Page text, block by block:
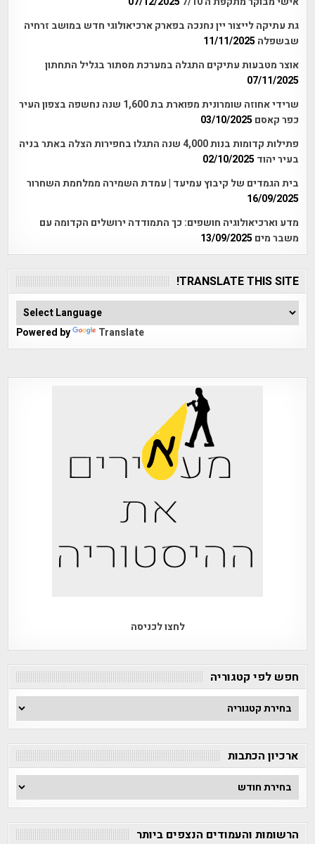
גת עתיקה לייצור יין נחנכה בפארק ארכיאולוגי חדש במושב זרחיה
שבשפלה 11/11/2025
אוצר מטבעות עתיקים התגלה במערכת מסתור בגליל התחתון
07/11/2025
שרידי אחוזה שומרונית מפוארת בת 1,600 שנה נחשפה בצפון העיר
כפר קאסם 03/10/2025
פתילות קדומות בנות 4,000 שנה התגלו בחפירות הצלה באתר בניה
בעיר יהוד 02/10/2025
בית הגמדים של קיבוץ עמיעד | עמדת השמירה ממלחמת השחרור
16/09/2025
מדע וארכיאולוגיה חושפים: כך התמודדה ירושלים הקדומה עם
משבר מים 13/09/2025
TRANSLATE THIS SITE!
Powered by Translate
לחצו לכניסה
חפש לפי קטגוריה
חפש
לפי
קטגוריה
ארכיון הכתבות
ארכיון
הכתבות
הרשומות והעמודים הנצפים ביותר